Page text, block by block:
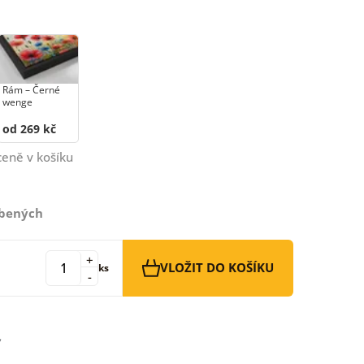
Rám –⁠⁠⁠⁠⁠⁠ Černé
wenge
od 269 kč
v košíku
-
+ ks VLOŽIT DO KOŠÍKU